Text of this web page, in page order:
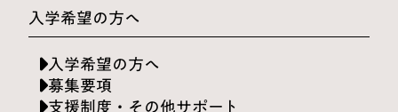
入学希望の方へ
入学希望の方へ
募集要項